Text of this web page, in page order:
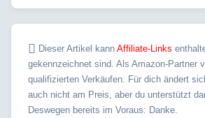
Dieser Artikel kann Affiliate-Links
gekennzeichnet sind. Als Amazon-Partner
qualifizierten Verkäufen. Für dich ändert
auch nicht am Preis, aber du unterstützt
Deswegen bereits im Voraus: Danke.